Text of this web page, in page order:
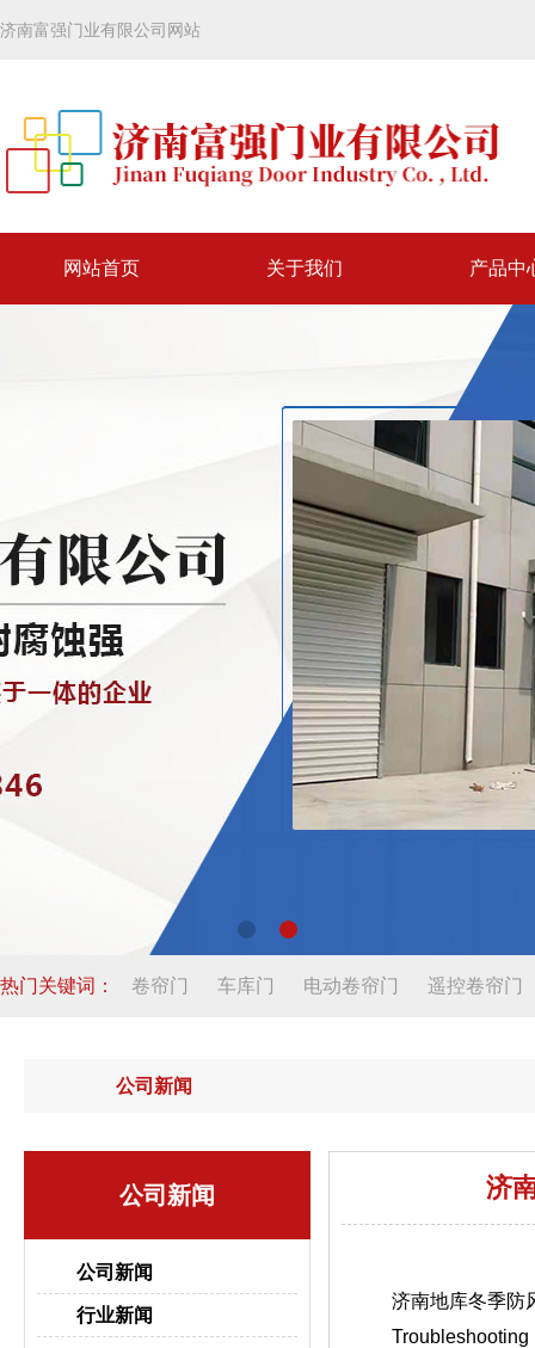
济南富强门业有限公司网站
网站首页 关于我们 产品中
热门关键词： 卷帘门 车库门 电动卷帘门 遥控卷帘门
公司新闻
公司新闻
公司新闻
行业新闻
济
济南地库冬季防风